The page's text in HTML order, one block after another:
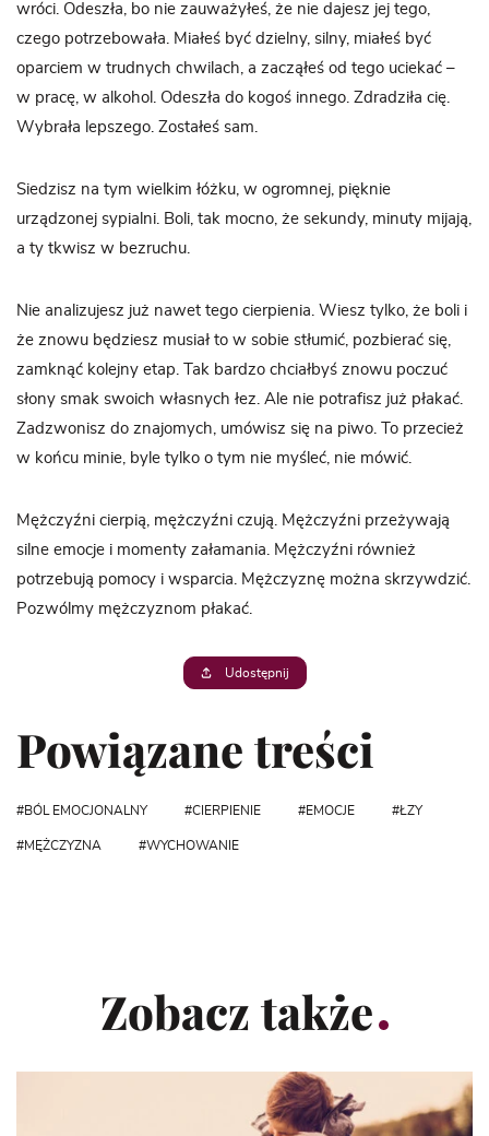
wróci. Odeszła, bo nie zauważyłeś, że nie dajesz jej tego,
czego potrzebowała. Miałeś być dzielny, silny, miałeś być
oparciem w trudnych chwilach, a zacząłeś od tego uciekać –
w pracę, w alkohol. Odeszła do kogoś innego. Zdradziła cię.
Wybrała lepszego. Zostałeś sam.
Siedzisz na tym wielkim łóżku, w ogromnej, pięknie
urządzonej sypialni. Boli, tak mocno, że sekundy, minuty mijają,
a ty tkwisz w bezruchu.
Nie analizujesz już nawet tego cierpienia. Wiesz tylko, że boli i
że znowu będziesz musiał to w sobie stłumić, pozbierać się,
zamknąć kolejny etap. Tak bardzo chciałbyś znowu poczuć
słony smak swoich własnych łez. Ale nie potrafisz już płakać.
Zadzwonisz do znajomych, umówisz się na piwo. To przecież
w końcu minie, byle tylko o tym nie myśleć, nie mówić.
Mężczyźni cierpią, mężczyźni czują. Mężczyźni przeżywają
silne emocje i momenty załamania. Mężczyźni również
potrzebują pomocy i wsparcia. Mężczyznę można skrzywdzić.
Pozwólmy mężczyznom płakać.
Udostępnij
Powiązane treści
BÓL EMOCJONALNY CIERPIENIE EMOCJE ŁZY
MĘŻCZYZNA WYCHOWANIE
Zobacz także